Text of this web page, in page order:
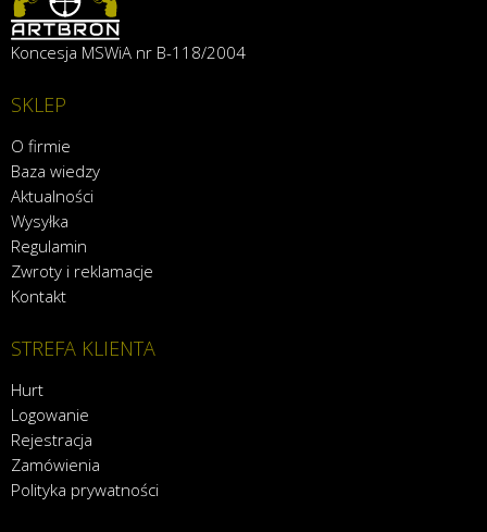
Koncesja MSWiA nr B-118/2004
SKLEP
O firmie
Baza wiedzy
Aktualności
Wysyłka
Regulamin
Zwroty i reklamacje
Kontakt
STREFA KLIENTA
Hurt
Logowanie
Rejestracja
Zamówienia
Polityka prywatności